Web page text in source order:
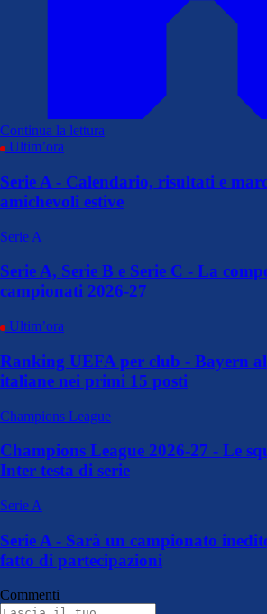
Continua la lettura
Ultim’ora
Serie A - Calendario, risultati e
amichevoli estive
Serie A
Serie A, Serie B e Serie C - La
campionati 2026-27
Ultim’ora
Ranking UEFA per club - Bayern
italiane nei primi 15 posti
Champions League
Champions League 2026-27 - Le
Inter testa di serie
Serie A
Serie A - Sarà un campionato
fatto di partecipazioni
Commenti